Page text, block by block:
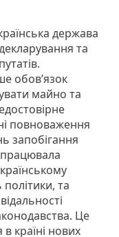
держава
та
обов’язок
майно та
повноваження
запобігання
працювала
та
Це
країні нових